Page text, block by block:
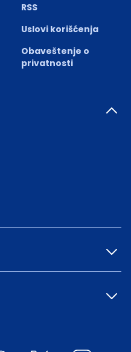
RSS
Uslovi korišćenja
Obaveštenje o
privatnosti